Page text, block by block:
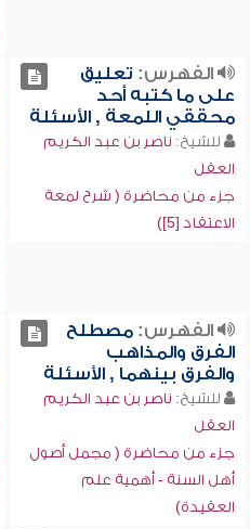
الفهرس: تعليق
على ما كتبه أحد
محققي اللمعة , الأسئلة
للشيخ: ناصر بن عبد الكريم
العقل
جزء من محاضرة ( شرح لمعة
الاعتقاد [5])
الفهرس:مصطلح
الفرق والمذاهب
والفرق بينهما , الأسئلة
للشيخ: ناصر بن عبد الكريم
العقل
جزء من محاضرة ( مجمل أصول
أهل السنة - أهمية علم
العقيدة)